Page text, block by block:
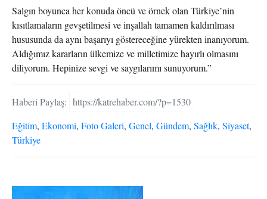
Salgın boyunca her konuda öncü ve örnek olan Türkiye’nin
kısıtlamaların gevşetilmesi ve inşallah tamamen kaldırılması
hususunda da aynı başarıyı göstereceğine yürekten inanıyorum.
Aldığımız kararların ülkemize ve milletimize hayırlı olmasını
diliyorum. Hepinize sevgi ve saygılarımı sunuyorum.”
Haberi Paylaş: https://katrehaber.com/?p=1530
Eğitim, Ekonomi, Foto Galeri, Genel, Gündem, Sağlık, Siyaset,
Türkiye